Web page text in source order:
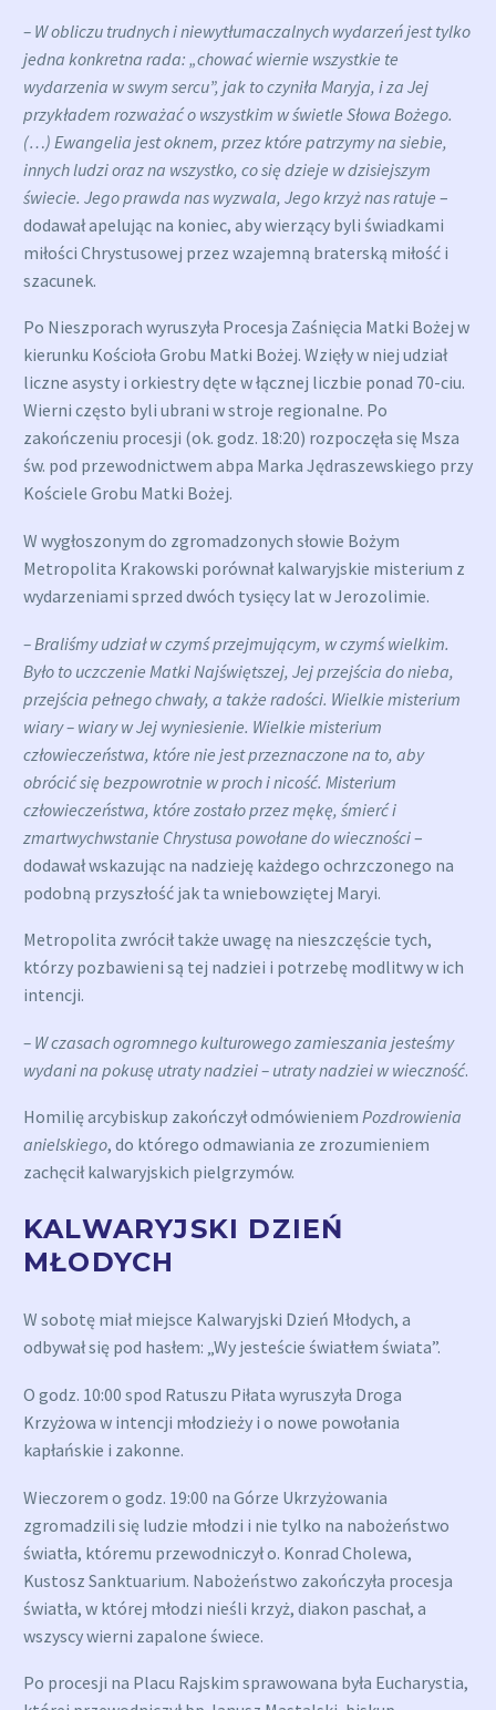
– W obliczu trudnych i niewytłumaczalnych wydarzeń jest tylko
jedna konkretna rada: „chować wiernie wszystkie te
wydarzenia w swym sercu”, jak to czyniła Maryja, i za Jej
przykładem rozważać o wszystkim w świetle Słowa Bożego.
(…) Ewangelia jest oknem, przez które patrzymy na siebie,
innych ludzi oraz na wszystko, co się dzieje w dzisiejszym
świecie. Jego prawda nas wyzwala, Jego krzyż nas ratuje –
dodawał apelując na koniec, aby wierzący byli świadkami
miłości Chrystusowej przez wzajemną braterską miłość i
szacunek.
Po Nieszporach wyruszyła Procesja Zaśnięcia Matki Bożej w
kierunku Kościoła Grobu Matki Bożej. Wzięły w niej udział
liczne asysty i orkiestry dęte w łącznej liczbie ponad 70-ciu.
Wierni często byli ubrani w stroje regionalne. Po
zakończeniu procesji (ok. godz. 18:20) rozpoczęła się Msza
św. pod przewodnictwem abpa Marka Jędraszewskiego przy
Kościele Grobu Matki Bożej.
W wygłoszonym do zgromadzonych słowie Bożym
Metropolita Krakowski porównał kalwaryjskie misterium z
wydarzeniami sprzed dwóch tysięcy lat w Jerozolimie.
– Braliśmy udział w czymś przejmującym, w czymś wielkim.
Było to uczczenie Matki Najświętszej, Jej przejścia do nieba,
przejścia pełnego chwały, a także radości. Wielkie misterium
wiary – wiary w Jej wyniesienie. Wielkie misterium
człowieczeństwa, które nie jest przeznaczone na to, aby
obrócić się bezpowrotnie w proch i nicość. Misterium
człowieczeństwa, które zostało przez mękę, śmierć i
zmartwychwstanie Chrystusa powołane do wieczności–
dodawał wskazując na nadzieję każdego ochrzczonego na
podobną przyszłość jak ta wniebowziętej Maryi.
Metropolita zwrócił także uwagę na nieszczęście tych,
którzy pozbawieni są tej nadziei i potrzebę modlitwy w ich
intencji.
– W czasach ogromnego kulturowego zamieszania jesteśmy
wydani na pokusę utraty nadziei – utraty nadziei w wieczność.
Homilię arcybiskup zakończył odmówieniem Pozdrowienia
anielskiego, do którego odmawiania ze zrozumieniem
zachęcił kalwaryjskich pielgrzymów.
KALWARYJSKI DZIEŃ
MŁODYCH
W sobotę miał miejsce Kalwaryjski Dzień Młodych, a
odbywał się pod hasłem: „Wy jesteście światłem świata”.
O godz. 10:00 spod Ratuszu Piłata wyruszyła Droga
Krzyżowa w intencji młodzieży i o nowe powołania
kapłańskie i zakonne.
Wieczorem o godz. 19:00 na Górze Ukrzyżowania
zgromadzili się ludzie młodzi i nie tylko na nabożeństwo
światła, któremu przewodniczył o. Konrad Cholewa,
Kustosz Sanktuarium. Nabożeństwo zakończyła procesja
światła, w której młodzi nieśli krzyż, diakon paschał, a
wszyscy wierni zapalone świece.
Po procesji na Placu Rajskim sprawowana była Eucharystia,